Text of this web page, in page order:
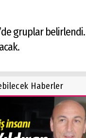
gruplar belirlendi.
Haberler